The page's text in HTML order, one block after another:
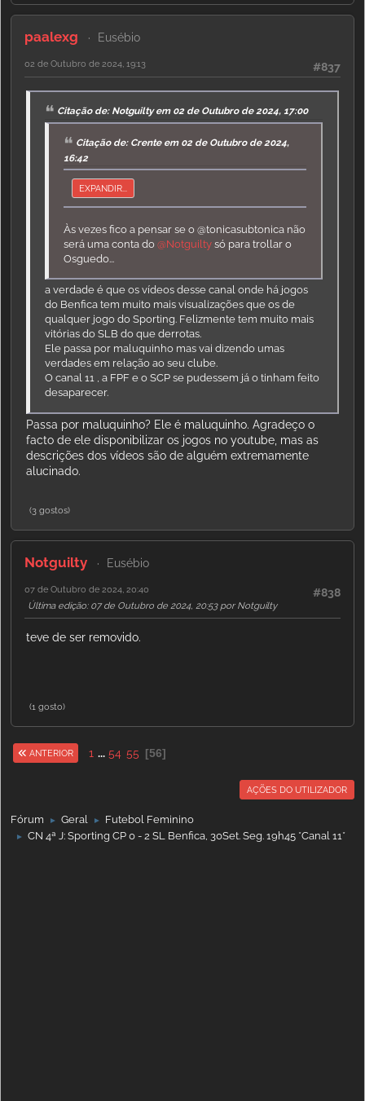
paalexg Eusébio
#837
02 de Outubro de 2024, 19:13
Citação de: Notguilty em 02 de Outubro de 2024, 17:00
Citação de: Crente em 02 de Outubro de 2024,
16:42
EXPANDIR...
Às vezes fico a pensar se o @tonicasubtonica não
será uma conta do@Notguilty só para trollar o
Osguedo...
a verdade é que os vídeos desse canal onde há jogos
do Benfica tem muito mais visualizações que os de
qualquer jogo do Sporting. Felizmente tem muito mais
vitórias do SLB do que derrotas.
Ele passa por maluquinho mas vai dizendo umas
verdades em relação ao seu clube.
O canal 11 , a FPF e o SCP se pudessem já o tinham feito
desaparecer.
Passa por maluquinho? Ele é maluquinho. Agradeço o
facto de ele disponibilizar os jogos no youtube, mas as
descrições dos vídeos são de alguém extremamente
alucinado.
(3 gostos)
Notguilty Eusébio
#838
07 de Outubro de 2024, 20:40
Última edição: 07 de Outubro de 2024, 20:53 por Notguilty
teve de ser removido.
(1 gosto)
ANTERIOR 1 ... 54 55 56
AÇÕES DO UTILIZADOR
Fórum ► Geral ► Futebol Feminino
► CN 4ª J: Sporting CP 0 - 2 SL Benfica, 30Set. Seg. 19h45 *Canal 11*